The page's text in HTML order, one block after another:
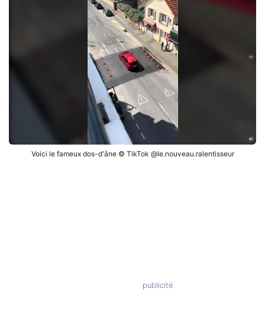
Voici le fameux dos-d'âne © TikTok @le.nouveau.ralentisseur